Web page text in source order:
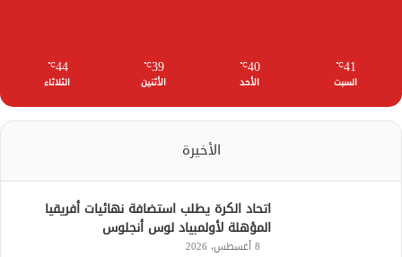
41
℃
السبت
40
℃
الأحد
39
℃
الأثنين
44
℃
الثلاثاء
الأخيرة
اتحاد الكرة يطلب استضافة نهائيات أفريقيا
المؤهلة لأولمبياد لوس أنجلوس
8 أغسطس، 2026